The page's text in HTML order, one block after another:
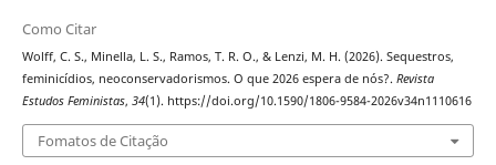
Como Citar
Wolff, C. S., Minella, L. S., Ramos, T. R. O., & Lenzi, M. H. (2026). Sequestros,
feminicídios, neoconservadorismos. O que 2026 espera de nós?. Revista
Estudos Feministas, 34(1). https://doi.org/10.1590/1806-9584-2026v34n1110616
Fomatos de Citação